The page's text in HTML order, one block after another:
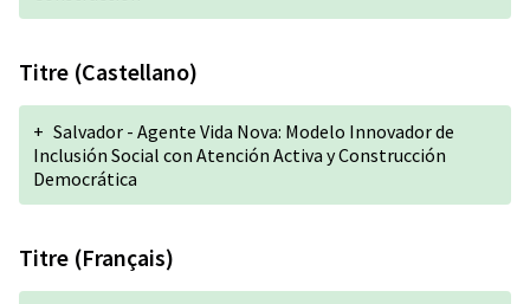
Titre (Castellano)
+ Salvador - Agente Vida Nova: Modelo Innovador de
Inclusión Social con Atención Activa y Construcción
Democrática
Titre (Français)